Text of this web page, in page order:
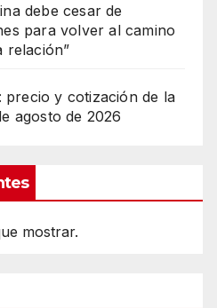
debe cesar de
para volver al camino
relación”
precio y cotización de la
agosto de 2026
mostrar.